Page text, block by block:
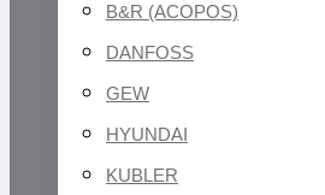
B&R (ACOPOS)
DANFOSS
GEW
HYUNDAI
KUBLER